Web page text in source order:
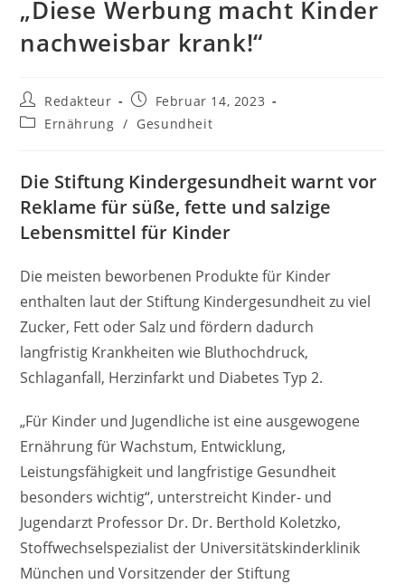
„Diese Werbung macht Kinder
nachweisbar krank!“
Beitrags-
Autor:
Redakteur
Beitrag
veröffentlicht:
Februar 14, 2023
Beitrags-
Ernährung / Gesundheit
Die Stiftung Kindergesundheit warnt vor
Reklame für süße, fette und salzige
Lebensmittel für Kinder
Die meisten beworbenen Produkte für Kinder
enthalten laut der Stiftung Kindergesundheit zu viel
Zucker, Fett oder Salz und fördern dadurch
langfristig Krankheiten wie Bluthochdruck,
Schlaganfall, Herzinfarkt und Diabetes Typ 2.
„Für Kinder und Jugendliche ist eine ausgewogene
Ernährung für Wachstum, Entwicklung,
Leistungsfähigkeit und langfristige Gesundheit
besonders wichtig“, unterstreicht Kinder- und
Jugendarzt Professor Dr. Dr. Berthold Koletzko,
Stoffwechselspezialist der Universitätskinderklinik
München und Vorsitzender der Stiftung